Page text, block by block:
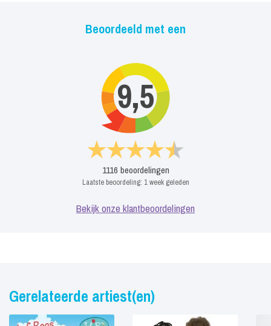
Beoordeeld met een
9,5
1116 beoordelingen
Laatste beoordeling: 1 week geleden
Bekijk onze klantbeoordelingen
Gerelateerde artiest(en)